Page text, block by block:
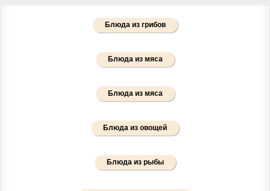
Блюда из грибов
Блюда из мяса
Блюда из мяса
Блюда из овощей
Блюда из рыбы